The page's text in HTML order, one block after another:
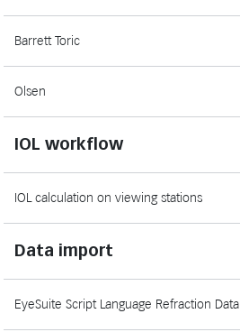
Barrett Toric
Olsen
IOL workflow
IOL calculation on viewing stations
Data import
EyeSuite Script Language Refraction Data